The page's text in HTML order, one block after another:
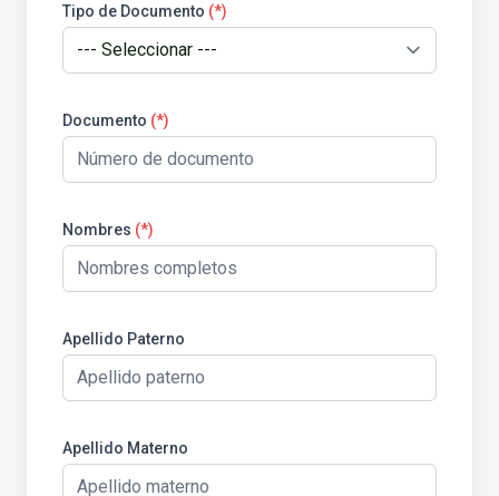
Tipo de Documento (*)
Documento (*)
Nombres (*)
Apellido Paterno
Apellido Materno